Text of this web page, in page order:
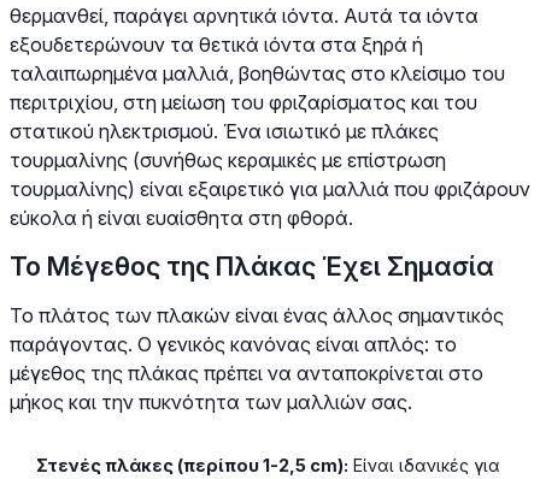
θερμανθεί, παράγει αρνητικά ιόντα. Αυτά τα ιόντα
εξουδετερώνουν τα θετικά ιόντα στα ξηρά ή
ταλαιπωρημένα μαλλιά, βοηθώντας στο κλείσιμο του
περιτριχίου, στη μείωση του φριζαρίσματος και του
στατικού ηλεκτρισμού. Ένα ισιωτικό με πλάκες
τουρμαλίνης (συνήθως κεραμικές με επίστρωση
τουρμαλίνης) είναι εξαιρετικό για μαλλιά που φριζάρουν
εύκολα ή είναι ευαίσθητα στη φθορά.
Το Μέγεθος της Πλάκας Έχει Σημασία
Το πλάτος των πλακών είναι ένας άλλος σημαντικός
παράγοντας. Ο γενικός κανόνας είναι απλός: το
μέγεθος της πλάκας πρέπει να ανταποκρίνεται στο
μήκος και την πυκνότητα των μαλλιών σας.
Στενές πλάκες (περίπου 1-2,5 cm): Είναι ιδανικές για